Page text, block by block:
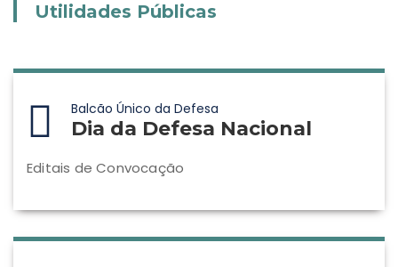
Utilidades Públicas
Balcão Único da Defesa
Dia da Defesa Nacional
Editais de Convocação